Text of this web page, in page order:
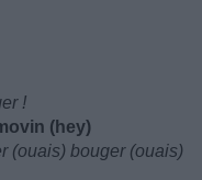
!
(hey)
(ouais) bouger (ouais)